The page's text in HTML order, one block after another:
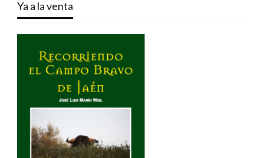
Ya a la venta